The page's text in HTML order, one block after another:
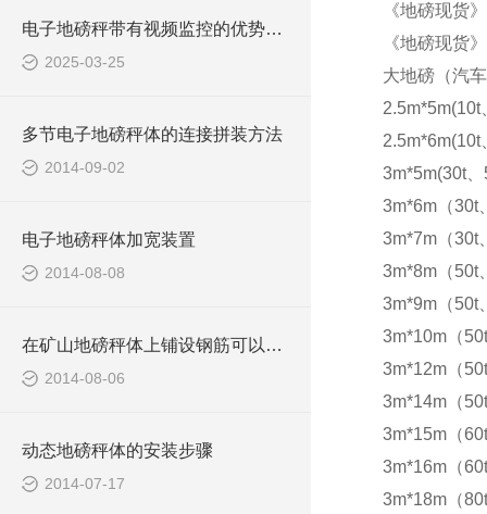
电子地磅秤带有视频监控的优势和重要性
2025-03-25
多节电子地磅秤体的连接拼装方法
2014-09-02
电子地磅秤体加宽装置
2014-08-08
在矿山地磅秤体上铺设钢筋可以防滑
2014-08-06
动态地磅秤体的安装步骤
2014-07-17
《地磅现货
《地磅现货
大地磅（汽
2.5m*5m(10t
2.5m*6m(10t
3m*5m(30t、
3m*6m（30t
3m*7m（30t
3m*8m（50t
3m*9m（50t
3m*10m（
3m*12m（
3m*14m（
3m*15m（
3m*16m（
3m*18m（